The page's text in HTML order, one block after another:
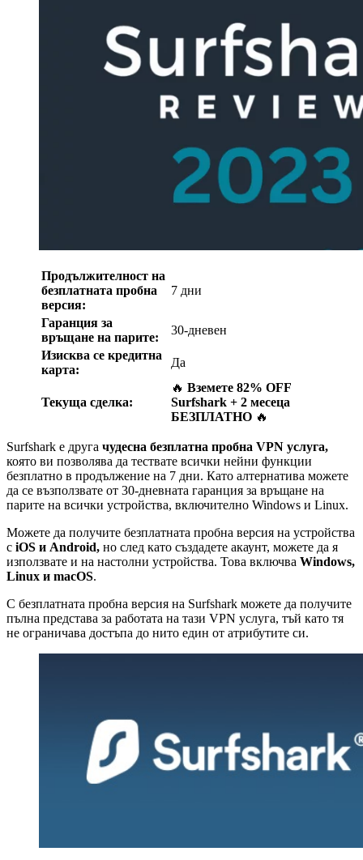
Продължителност на
безплатната пробна
версия:
7 дни
Гаранция за
връщане на парите:
30-дневен
Изисква се кредитна
карта:
Да
Текуща сделка:
🔥 Вземете 82% OFF
Surfshark + 2 месеца
БЕЗПЛАТНО 🔥
Surfshark е друга чудесна безплатна пробна VPN услуга,
която ви позволява да тествате всички нейни функции
безплатно в продължение на 7 дни. Като алтернатива можете
да се възползвате от 30-дневната гаранция за връщане на
парите на всички устройства, включително Windows и Linux.
Можете да получите безплатната пробна версия на устройства
с iOS и Android, но след като създадете акаунт, можете да я
използвате и на настолни устройства. Това включва Windows,
Linux и macOS.
С безплатната пробна версия на Surfshark можете да получите
пълна представа за работата на тази VPN услуга, тъй като тя
не ограничава достъпа до нито един от атрибутите си.